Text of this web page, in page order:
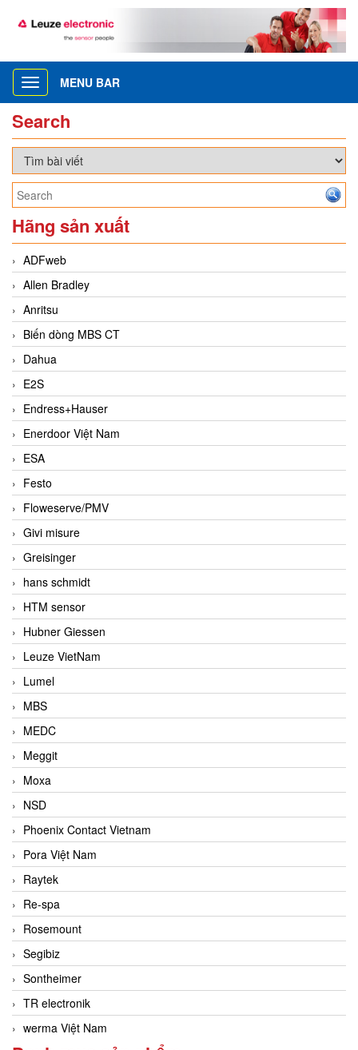
Toggle
navigation
MENU BAR
Search
Hãng sản xuất
ADFweb
Allen Bradley
Anritsu
Biến dòng MBS CT
Dahua
E2S
Endress+Hauser
Enerdoor Việt Nam
ESA
Festo
Floweserve/PMV
Givi misure
Greisinger
hans schmidt
HTM sensor
Hubner Giessen
Leuze VietNam
Lumel
MBS
MEDC
Meggit
Moxa
NSD
Phoenix Contact Vietnam
Pora Việt Nam
Raytek
Re-spa
Rosemount
Segibiz
Sontheimer
TR electronik
werma Việt Nam